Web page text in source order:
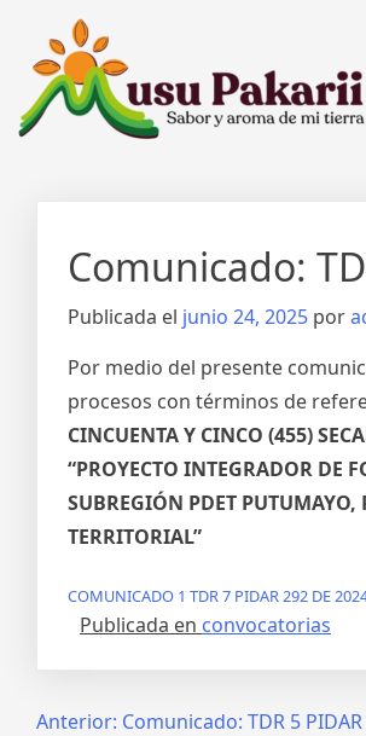
Comunicado:
Publicada el junio 24, 2025 por
Por medio del presente
procesos con términos de
CINCUENTA Y CINCO (455)
“PROYECTO INTEGRADOR DE
SUBREGIÓN PDET
TERRITORIAL”
COMUNICADO 1 TDR 7 PIDAR 292 DE
Publicada en convocatorias
Anterior: Comunicado: TDR 5